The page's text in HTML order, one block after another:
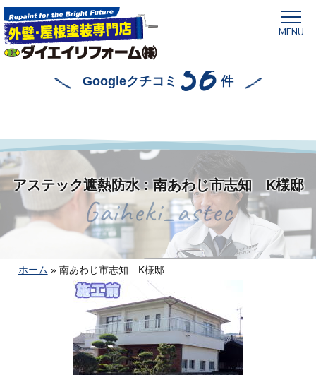
MENU
Googleクチコミ 56 件
ホーム » 南あわじ市志知 K様邸
アステック遮熱防水 : 南あわじ市志知 K様邸
Gaiheki_astec